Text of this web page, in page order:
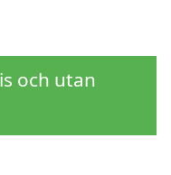
och utan